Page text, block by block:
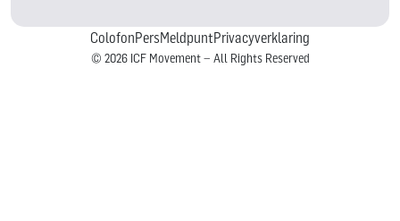
ColofonPersMeldpuntPrivacyverklaring
© 2026 ICF Movement – All Rights Reserved